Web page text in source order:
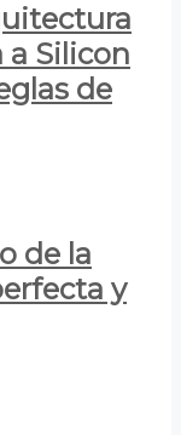
Silicon
de
de la
y